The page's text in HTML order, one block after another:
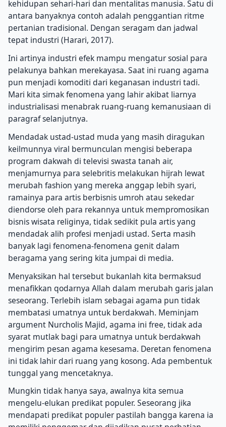
kehidupan sehari-hari dan mentalitas manusia. Satu di
antara banyaknya contoh adalah penggantian ritme
pertanian tradisional. Dengan seragam dan jadwal
tepat industri (Harari, 2017).
Ini artinya industri efek mampu mengatur sosial para
pelakunya bahkan merekayasa. Saat ini ruang agama
pun menjadi komoditi dari keganasan industri tadi.
Mari kita simak fenomena yang lahir akibat liarnya
industrialisasi menabrak ruang-ruang kemanusiaan di
paragraf selanjutnya.
Mendadak ustad-ustad muda yang masih diragukan
keilmunnya viral bermunculan mengisi beberapa
program dakwah di televisi swasta tanah air,
menjamurnya para selebritis melakukan hijrah lewat
merubah fashion yang mereka anggap lebih syari,
ramainya para artis berbisnis umroh atau sekedar
diendorse oleh para rekannya untuk mempromosikan
bisnis wisata religinya, tidak sedikit pula artis yang
mendadak alih profesi menjadi ustad. Serta masih
banyak lagi fenomena-fenomena genit dalam
beragama yang sering kita jumpai di media.
Menyaksikan hal tersebut bukanlah kita bermaksud
menafikkan qodarnya Allah dalam merubah garis jalan
seseorang. Terlebih islam sebagai agama pun tidak
membatasi umatnya untuk berdakwah. Meminjam
argument Nurcholis Majid, agama ini free, tidak ada
syarat mutlak bagi para umatnya untuk berdakwah
mengirim pesan agama kesesama. Deretan fenomena
ini tidak lahir dari ruang yang kosong. Ada pembentuk
tunggal yang mencetaknya.
Mungkin tidak hanya saya, awalnya kita semua
mengelu-elukan predikat populer. Seseorang jika
mendapati predikat populer pastilah bangga karena ia